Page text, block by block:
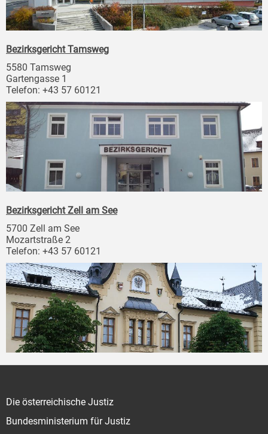
Bezirksgericht Tamsweg
5580 Tamsweg
Gartengasse 1
Telefon: +43 57 60121
Bezirksgericht Zell am See
5700 Zell am See
Mozartstraße 2
Telefon: +43 57 60121
Die österreichische Justiz
Bundesministerium für Justiz